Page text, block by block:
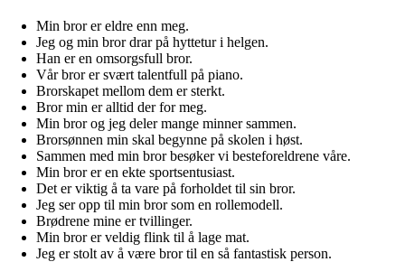
Min bror er eldre enn meg.
Jeg og min bror drar på hyttetur i helgen.
Han er en omsorgsfull bror.
Vår bror er svært talentfull på piano.
Brorskapet mellom dem er sterkt.
Bror min er alltid der for meg.
Min bror og jeg deler mange minner sammen.
Brorsønnen min skal begynne på skolen i høst.
Sammen med min bror besøker vi besteforeldrene våre.
Min bror er en ekte sportsentusiast.
Det er viktig å ta vare på forholdet til sin bror.
Jeg ser opp til min bror som en rollemodell.
Brødrene mine er tvillinger.
Min bror er veldig flink til å lage mat.
Jeg er stolt av å være bror til en så fantastisk person.